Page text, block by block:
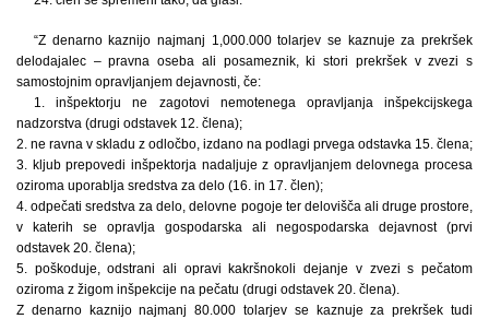
“Z denarno kaznijo najmanj 1,000.000 tolarjev se kaznuje za prekršek
delodajalec – pravna oseba ali posameznik, ki stori prekršek v zvezi s
samostojnim opravljanjem dejavnosti, če:
1. inšpektorju ne zagotovi nemotenega opravljanja inšpekcijskega
nadzorstva (drugi odstavek 12. člena);
2. ne ravna v skladu z odločbo, izdano na podlagi prvega odstavka 15. člena;
3. kljub prepovedi inšpektorja nadaljuje z opravljanjem delovnega procesa
oziroma uporablja sredstva za delo (16. in 17. člen);
4. odpečati sredstva za delo, delovne pogoje ter delovišča ali druge prostore,
v katerih se opravlja gospodarska ali negospodarska dejavnost (prvi
odstavek 20. člena);
5. poškoduje, odstrani ali opravi kakršnokoli dejanje v zvezi s pečatom
oziroma z žigom inšpekcije na pečatu (drugi odstavek 20. člena).
Z denarno kaznijo najmanj 80.000 tolarjev se kaznuje za prekršek tudi